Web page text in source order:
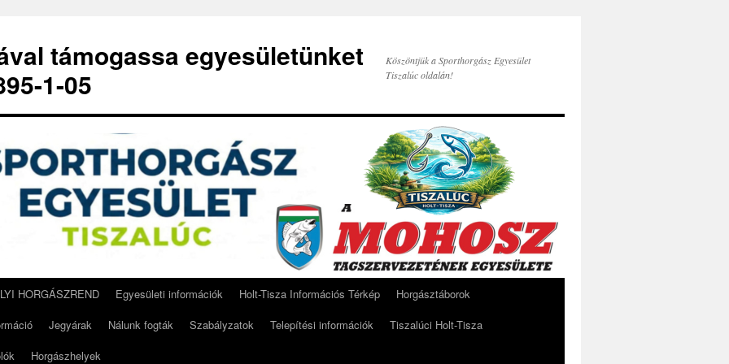
támogassa egyesületünket
1-05
Köszöntjük a Sporthorgász Egyesület
Tiszalúc oldalán!
HORGÁSZREND Egyesületi információk Holt-Tisza Információs Térkép
Horgásztáborok
Jegyárak Nálunk fogták Szabályzatok Telepítési információk
Tiszalúci Holt-Tisza
Horgászhelyek